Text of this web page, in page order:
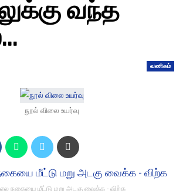
வந்த
வணிகம்
நூல் விலை உயர்வு
நகையை மீட்டு மறு அடகு வைக்க - விற்க